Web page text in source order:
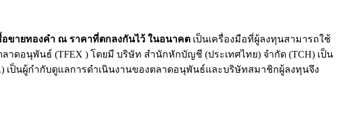
ายทองคำ ณ ราคาที่ตกลงกันไว้ ในอนาคต เป็นเครื่องมือที่ผู้ลงทุนสามารถใช้
อนุพันธ์ (TFEX ) โดยมี บริษัท สำนักหักบัญชี (ประเทศไทย) จำกัด (TCH) เป็น
ป็นผู้กำกับดูแลการดำเนินงานของตลาดอนุพันธ์และบริษัทสมาชิกผู้ลงทุนจึง